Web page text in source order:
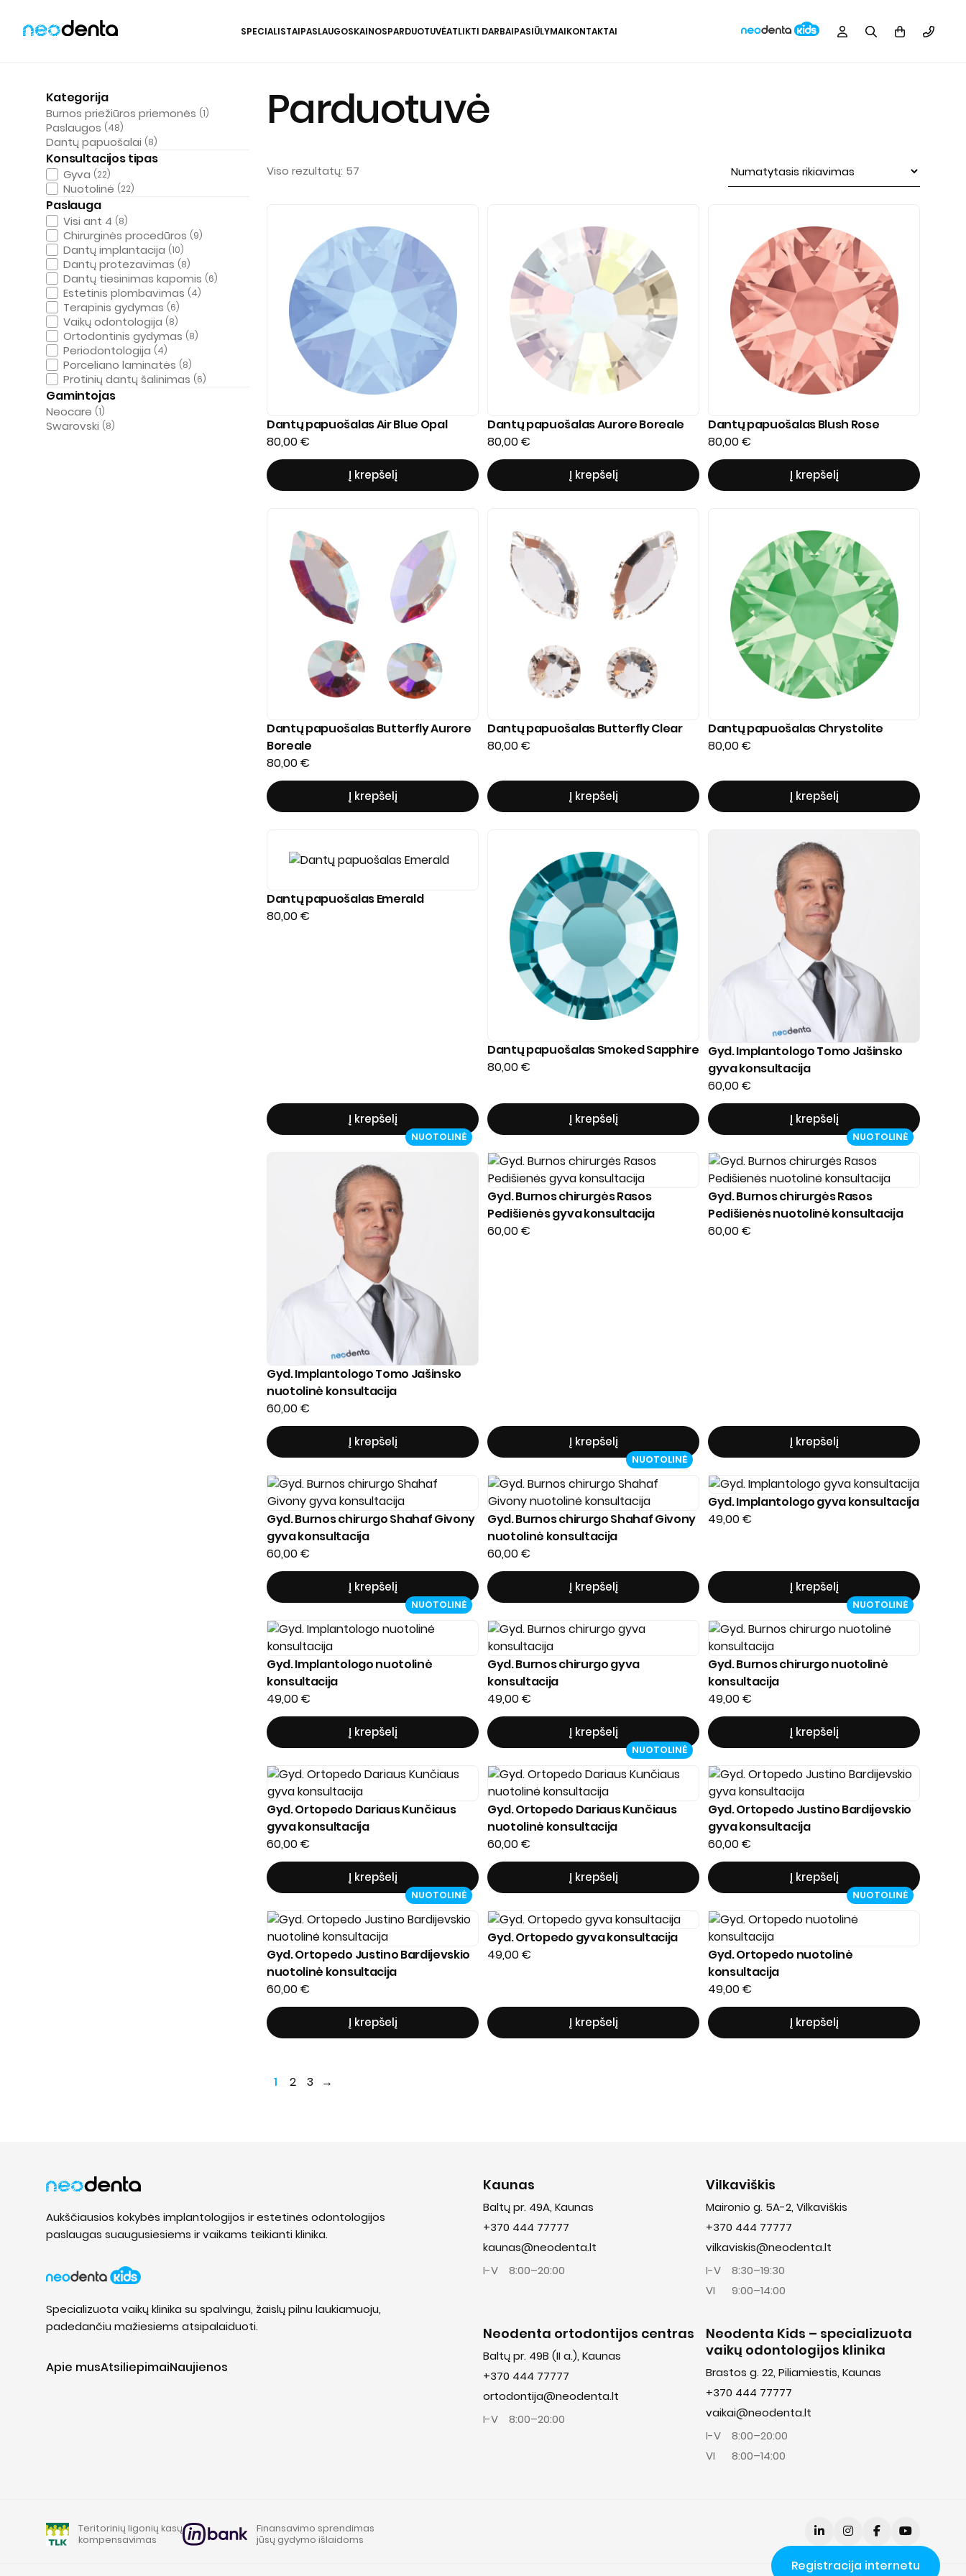
SPECIALISTAIPASLAUGOSKAINOSPARDUOTUVĖATLIKTI DARBAIPASIŪLYMAIKONTAKTAI
Kategorija
Burnos priežiūros priemonės (1)
Paslaugos (48)
Dantų papuošalai (8)
Konsultacijos tipas
Gyva (22)
Nuotolinė (22)
Paslauga
Visi ant 4 (8)
Chirurginės procedūros (9)
Dantų implantacija (10)
Dantų protezavimas (8)
Dantų tiesinimas kapomis (6)
Estetinis plombavimas (4)
Terapinis gydymas (6)
Vaikų odontologija (8)
Ortodontinis gydymas (8)
Periodontologija (4)
Porceliano laminatės (8)
Protinių dantų šalinimas (6)
Gamintojas
Neocare (1)
Swarovski (8)
Parduotuvė
Viso rezultatų: 57
Dantų papuošalas Air Blue Opal
80,00€
Į krepšelį
Dantų papuošalas Aurore Boreale
80,00€
Į krepšelį
Dantų papuošalas Blush Rose
80,00€
Į krepšelį
Dantų papuošalas Butterfly Aurore
Boreale
80,00€
Į krepšelį
Dantų papuošalas Butterfly Clear
80,00€
Į krepšelį
Dantų papuošalas Chrystolite
80,00€
Į krepšelį
Dantų papuošalas Emerald
80,00€
Į krepšelį
Dantų papuošalas Smoked Sapphire
80,00€
Į krepšelį
Gyd. Implantologo Tomo Jašinsko
gyva konsultacija
60,00€
Į krepšelį
NUOTOLINĖ
Gyd. Implantologo Tomo Jašinsko
nuotolinė konsultacija
60,00€
Į krepšelį
Gyd. Burnos chirurgės Rasos
Pedišienės gyva konsultacija
60,00€
Į krepšelį
NUOTOLINĖ
Gyd. Burnos chirurgės Rasos
Pedišienės nuotolinė konsultacija
60,00€
Į krepšelį
Gyd. Burnos chirurgo Shahaf Givony
gyva konsultacija
60,00€
Į krepšelį
NUOTOLINĖ
Gyd. Burnos chirurgo Shahaf Givony
nuotolinė konsultacija
60,00€
Į krepšelį
Gyd. Implantologo gyva konsultacija
49,00€
Į krepšelį
NUOTOLINĖ
Gyd. Implantologo nuotolinė
konsultacija
49,00€
Į krepšelį
Gyd. Burnos chirurgo gyva
konsultacija
49,00€
Į krepšelį
NUOTOLINĖ
Gyd. Burnos chirurgo nuotolinė
konsultacija
49,00€
Į krepšelį
Gyd. Ortopedo Dariaus Kunčiaus
gyva konsultacija
60,00€
Į krepšelį
NUOTOLINĖ
Gyd. Ortopedo Dariaus Kunčiaus
nuotolinė konsultacija
60,00€
Į krepšelį
Gyd. Ortopedo Justino Bardijevskio
gyva konsultacija
60,00€
Į krepšelį
NUOTOLINĖ
Gyd. Ortopedo Justino Bardijevskio
nuotolinė konsultacija
60,00€
Į krepšelį
Gyd. Ortopedo gyva konsultacija
49,00€
Į krepšelį
NUOTOLINĖ
Gyd. Ortopedo nuotolinė
konsultacija
49,00€
Į krepšelį
1 2 3 →
Aukščiausios kokybės implantologijos ir estetinės odontologijos
paslaugas suaugusiesiems ir vaikams teikianti klinika.
Specializuota vaikų klinika su spalvingu, žaislų pilnu laukiamuoju,
padedančiu mažiesiems atsipalaiduoti.
Apie musAtsiliepimaiNaujienos
Kaunas
Baltų pr. 49A, Kaunas
+370 444 77777
kaunas@neodenta.lt
I-V
8:00–20:00
Vilkaviškis
Maironio g. 5A-2, Vilkaviškis
+370 444 77777
vilkaviskis@neodenta.lt
I-V
8:30–19:30
VI
9:00–14:00
Neodenta ortodontijos centras
Baltų pr. 49B (II a.), Kaunas
+370 444 77777
ortodontija@neodenta.lt
I-V
8:00–20:00
Neodenta Kids – specializuota
vaikų odontologijos klinika
Brastos g. 22, Piliamiestis, Kaunas
+370 444 77777
vaikai@neodenta.lt
I-V
8:00–20:00
VI
8:00–14:00
Teritorinių ligonių kasų
kompensavimas
Finansavimo sprendimas
jūsų gydymo išlaidoms
Registracija internetu